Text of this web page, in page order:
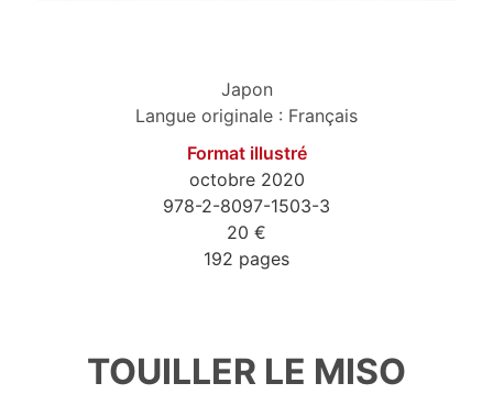
Japon
Langue originale : Français
Format illustré
octobre 2020
978-2-8097-1503-3
20 €
192 pages
TOUILLER LE MISO